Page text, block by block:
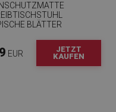
BLÄTTER
EUR
JETZT
KAUFEN